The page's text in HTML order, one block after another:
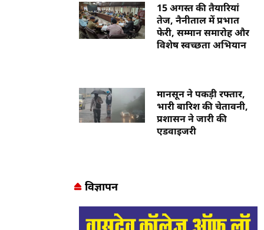
15 अगस्त की तैयारियां
तेज, नैनीताल में प्रभात
फेरी, सम्मान समारोह और
विशेष स्वच्छता अभियान
मानसून ने पकड़ी रफ्तार,
भारी बारिश की चेतावनी,
प्रशासन ने जारी की
एडवाइजरी
विज्ञापन